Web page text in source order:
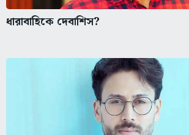
ধারাবাহিকে দেবাশিস?